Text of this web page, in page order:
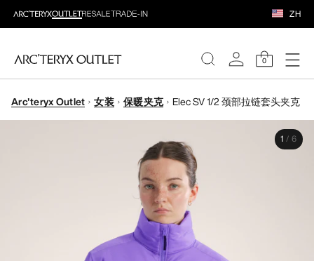
ZH
0
女装
Arc'teryx Outlet 女装 保暖夹克 Elec SV 1/2 颈部拉链套头夹克
1 / 6